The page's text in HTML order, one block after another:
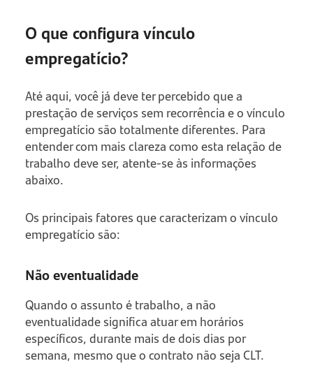
O que configura vínculo
empregatício?
Até aqui, você já deve ter percebido que a
prestação de serviços sem recorrência e o vínculo
empregatício são totalmente diferentes. Para
entender com mais clareza como esta relação de
trabalho deve ser, atente-se às informações
abaixo.
Os principais fatores que caracterizam o vínculo
empregatício são:
Não eventualidade
Quando o assunto é trabalho, a não
eventualidade significa atuar em horários
específicos, durante mais de dois dias por
semana, mesmo que o contrato não seja CLT.